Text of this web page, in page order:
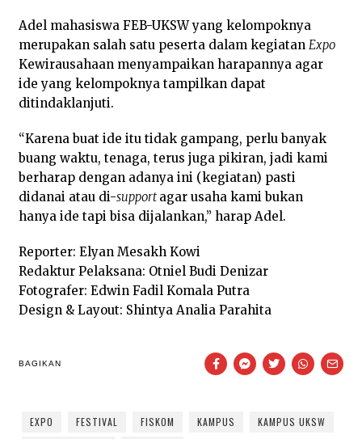
Adel mahasiswa FEB-UKSW yang kelompoknya
merupakan salah satu peserta dalam kegiatan Expo
Kewirausahaan menyampaikan harapannya agar
ide yang kelompoknya tampilkan dapat
ditindaklanjuti.
“Karena buat ide itu tidak gampang, perlu banyak
buang waktu, tenaga, terus juga pikiran, jadi kami
berharap dengan adanya ini (kegiatan) pasti
didanai atau di-support agar usaha kami bukan
hanya ide tapi bisa dijalankan,” harap Adel.
Reporter: Elyan Mesakh Kowi
Redaktur Pelaksana: Otniel Budi Denizar
Fotografer: Edwin Fadil Komala Putra
Design & Layout: Shintya Analia Parahita
BAGIKAN
EXPO FESTIVAL FISKOM KAMPUS
KAMPUS UKSW